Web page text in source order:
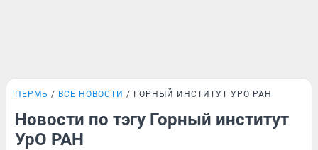
ПЕРМЬ ВСЕ НОВОСТИ ГОРНЫЙ ИНСТИТУТ УРО РАН
Новости по тэгу Горный институт
УрО РАН